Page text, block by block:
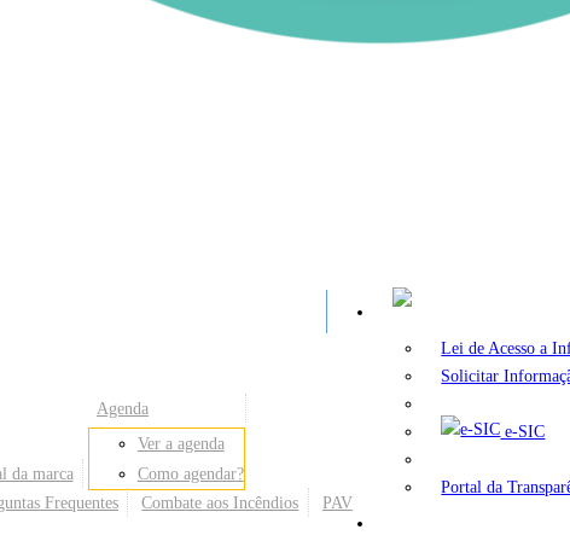
Lei de Acesso a
Solicitar
e-SIC
Portal da
da marca
Agenda
Ver a agenda
Como agendar?
Frequentes Combate aos Incêndios PAV